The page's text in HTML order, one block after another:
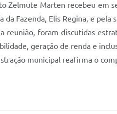
Zelmute Marten recebeu em
da Fazenda, Elis Regina, e
reunião, foram discutidas
geração de renda e
municipal reafirma o